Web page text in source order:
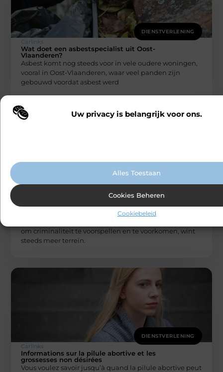
Uw privacy is belangrijk voor ons.
Wij maken gebruik van cookies en vergelijkbare technologieën om te
Alles Toestaan
Cookies Beheren
Cookiebeleid
DIENSTVERLENING
Carlinks
Wat doet een asbestspecialist uit Oost-
Vlaanderen?
Asbest komt nog steeds voor in vele oudere woningen,
vooral in Oost-Vlaanderen, waar veel panden zijn
gebouwd voordat asbest werd
DIENSTVERLENING
u kan helpen bij de opkomst van AI in
om criminaliteit te voorspellen en te voorkomen, wint
steeds meer terrein.
DIENSTVERLENING
Carlinks
Informations sur la pilule abortive et les
grossesses non désirées
Vous voulez savoir jusqu’à quand la pilule abortive peut